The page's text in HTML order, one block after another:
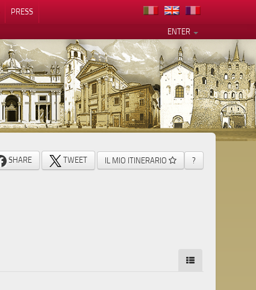
PRESS
ENTER
SHARE TWEET IL MIO ITINERARIO ?